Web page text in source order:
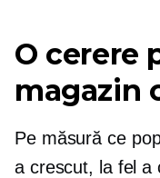
O cerere
magazin
Pe măsură ce
a crescut, la fel a